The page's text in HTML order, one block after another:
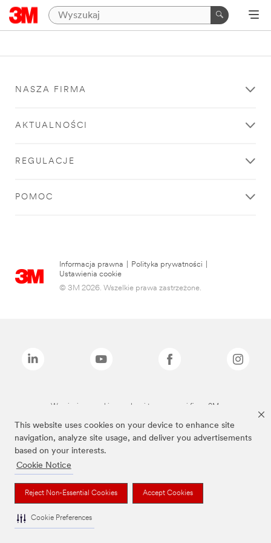
This website uses cookies on your device to enhance site
navigation, analyze site usage, and deliver you advertisements
based on your interests.
Cookie Notice
Reject Non-Essential Cookies Accept Cookies
Cookie Preferences
NASZA FIRMA
AKTUALNOŚCI
REGULACJE
POMOC
Informacja prawna Polityka prywatności
Ustawienia cookie
© 3M 2026. Wszelkie prawa zastrzeżone.
Wymienione marki są znakami towarowymi firmy 3M.